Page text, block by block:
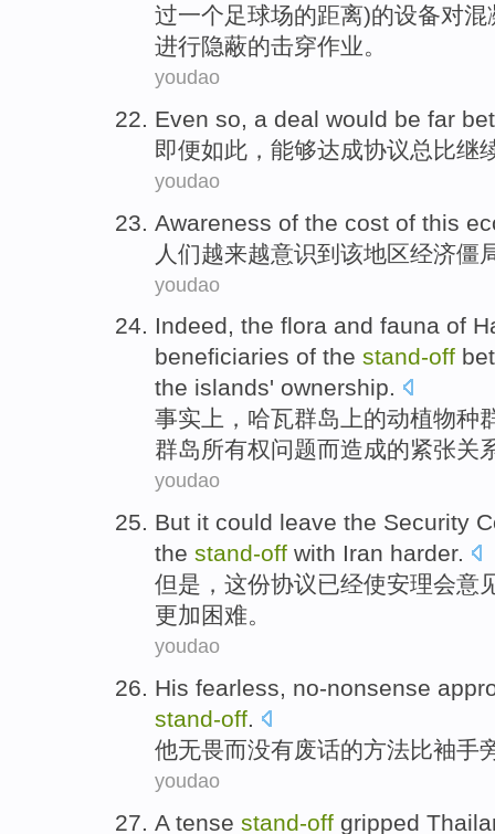
过一个足球场的距离)的设备对混
进行隐蔽的击穿作业。
youdao
Even so, a deal would be far
即便如此 ，能够达成协议总 比继
youdao
Awareness of the cost of this
人们越来越意识到该地区经济僵
youdao
Indeed, the flora and fauna of
beneficiaries of the stand-off
the islands' ownership.
事实上 ，哈瓦群岛 上的动植物种
群岛所有权问题而造成的紧张关
youdao
But it could leave the Security
the stand-off with Iran harder.
但是 ，这份协议已经使安理会意
更加困难。
youdao
His fearless, no-nonsense
stand-off.
他无畏而没有废话的方法比袖手
youdao
A tense stand-off gripped